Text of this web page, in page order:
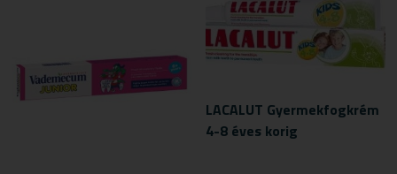
LACALUT Gyermekfogkrém
4-8 éves korig